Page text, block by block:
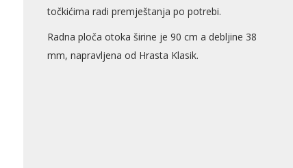
Građevinski
točkićima radi premještanja po potrebi.
Radna ploča otoka širine je 90 cm a debljine 38
mm, napravljena od Hrasta Klasik.